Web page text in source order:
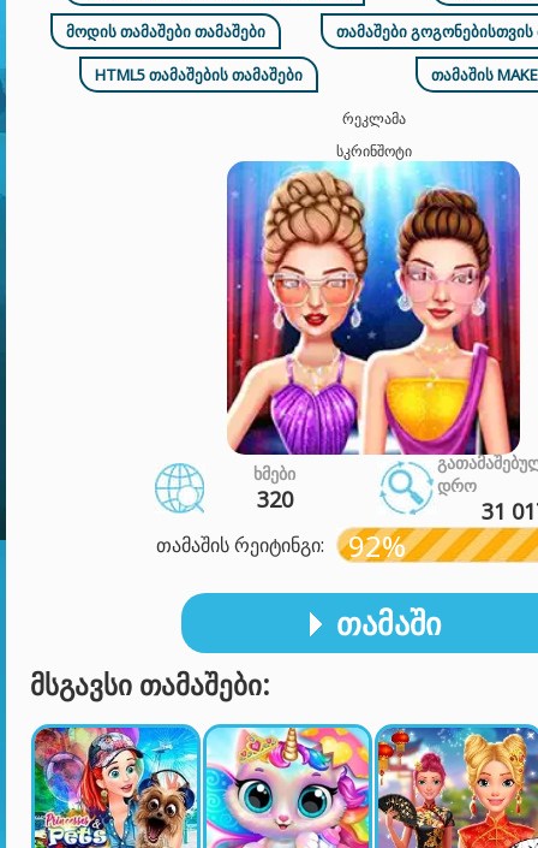
ᲛᲝᲓᲘᲡ ᲗᲐᲛᲐᲨᲔᲑᲘ ᲗᲐᲛᲐᲨᲔᲑᲘ
ᲗᲐᲛᲐᲨᲔᲑᲘ ᲒᲝᲒᲝᲜᲔᲑᲘᲡᲗᲕᲘᲡ
HTML5 ᲗᲐᲛᲐᲨᲔᲑᲘᲡ ᲗᲐᲛᲐᲨᲔᲑᲘ
ᲗᲐᲛᲐᲨᲘᲡ
ᲠᲔᲙᲚᲐᲛᲐ
ᲡᲙᲠᲘᲜᲨᲝᲢᲘ
ᲮᲛᲔᲑᲘ
320
ᲓᲠᲝ
31
თამაშის რეიტინგი: 92%
ᲗᲐᲛᲐᲨᲘ
ᲛᲡᲒᲐᲕᲡᲘ ᲗᲐᲛᲐᲨᲔᲑᲘ: